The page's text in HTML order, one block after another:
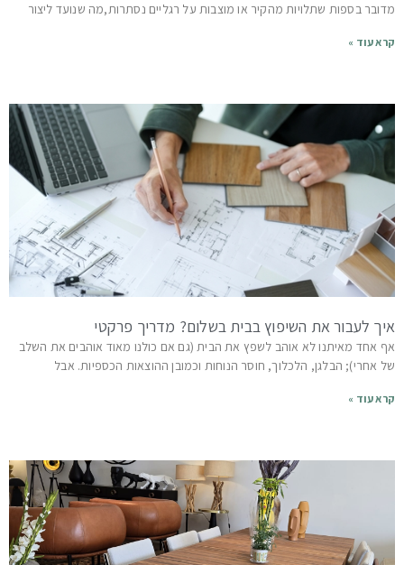
מדובר בספות שתלויות מהקיר או מוצבות על רגליים נסתרות,מה שנועד ליצור
קרא עוד »
איך לעבור את השיפוץ בבית בשלום? מדריך פרקטי
אף אחד מאיתנו לא אוהב לשפץ את הבית (גם אם כולנו מאוד אוהבים את השלב
של אחרי); הבלגן, הלכלוך, חוסר הנוחות וכמובן ההוצאות הכספיות. אבל
קרא עוד »